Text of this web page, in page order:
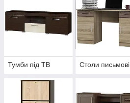
Тумби під ТВ Столи письмові